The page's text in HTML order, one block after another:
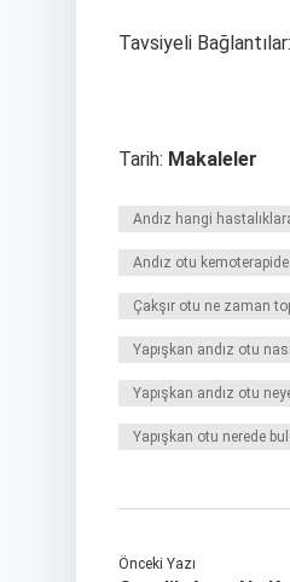
Tavsiyeli Bağlantılar:
Tarih: Makaleler
Andız hangi
Andız otu kemoterapide
Çakşır otu ne zaman
Yapışkan andız otu
Yapışkan andız otu
Yapışkan otu nerede
Önceki Yazı